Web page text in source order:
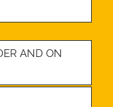
AND ON